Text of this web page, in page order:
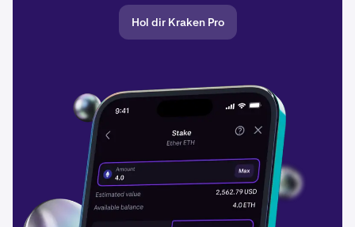
Hol dir Kraken Pro